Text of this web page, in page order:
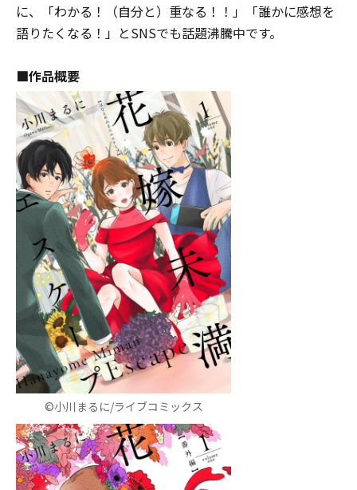
に、「わかる！（自分と）重なる！！」「誰かに感想を
語りたくなる！」とSNSでも話題沸騰中です。
■作品概要
©小川まるに/ライブコミックス